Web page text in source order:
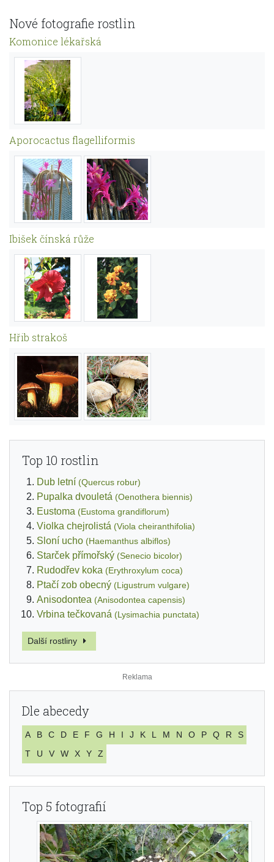
Nové fotografie rostlin
Komonice lékařská
Aporocactus flagelliformis
Ibišek čínská růže
Hřib strakoš
Top 10 rostlin
Dub letní (Quercus robur)
Pupalka dvouletá (Oenothera biennis)
Eustoma (Eustoma grandiflorum)
Violka chejrolistá (Viola cheiranthifolia)
Sloní ucho (Haemanthus albiflos)
Starček přímořský (Senecio bicolor)
Rudodřev koka (Erythroxylum coca)
Ptačí zob obecný (Ligustrum vulgare)
Anisodontea (Anisodontea capensis)
Vrbina tečkovaná (Lysimachia punctata)
Další rostliny
Dle abecedy
A B C D E F G H I J K L M N O P Q R
S
T
U V W X Y Z
Top 5 fotografií